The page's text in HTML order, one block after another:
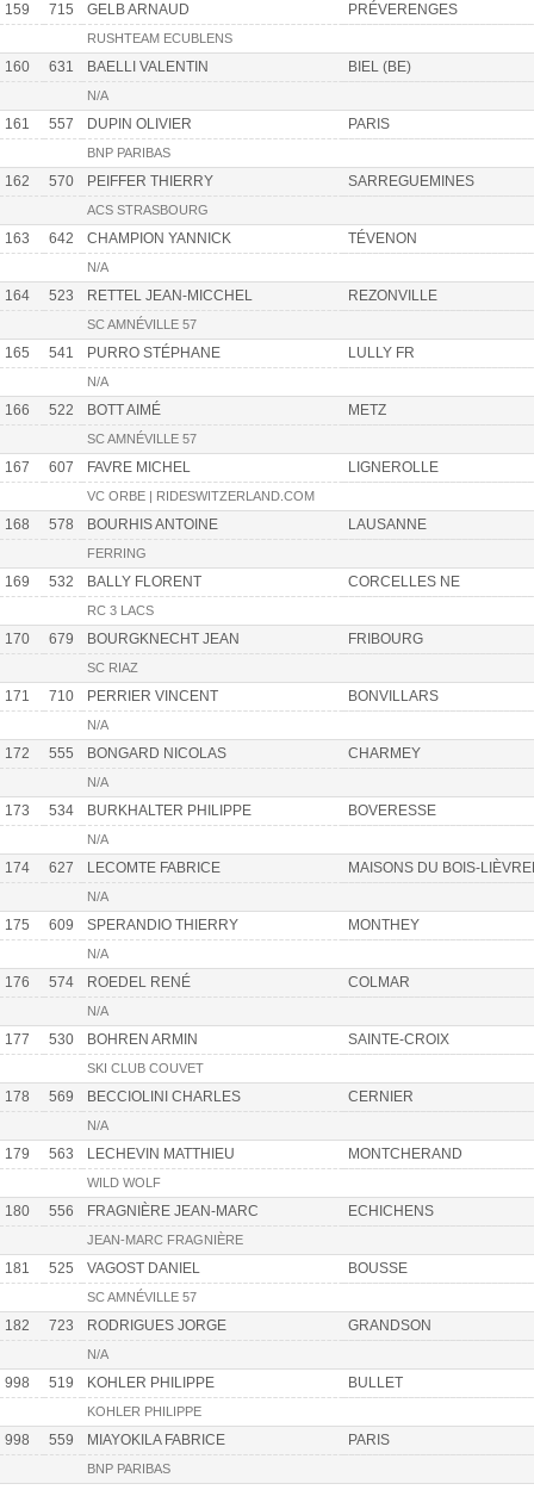
159 715 GELB ARNAUD PRÉVERENGES
RUSHTEAM ECUBLENS
160 631 BAELLI VALENTIN BIEL (BE)
N/A
161 557 DUPIN OLIVIER PARIS
BNP PARIBAS
162 570 PEIFFER THIERRY SARREGUEMINES
ACS STRASBOURG
163 642 CHAMPION YANNICK TÉVENON
N/A
164 523 RETTEL JEAN-MICCHEL REZONVILLE
SC AMNÉVILLE 57
165 541 PURRO STÉPHANE LULLY FR
N/A
166 522 BOTT AIMÉ METZ
SC AMNÉVILLE 57
167 607 FAVRE MICHEL LIGNEROLLE
VC ORBE | RIDESWITZERLAND.COM
168 578 BOURHIS ANTOINE LAUSANNE
FERRING
169 532 BALLY FLORENT CORCELLES NE
RC 3 LACS
170 679 BOURGKNECHT JEAN FRIBOURG
SC RIAZ
171 710 PERRIER VINCENT BONVILLARS
N/A
172 555 BONGARD NICOLAS CHARMEY
N/A
173 534 BURKHALTER PHILIPPE BOVERESSE
N/A
174 627 LECOMTE FABRICE MAISONS DU BOIS-
N/A
175 609 SPERANDIO THIERRY MONTHEY
N/A
176 574 ROEDEL RENÉ COLMAR
N/A
177 530 BOHREN ARMIN SAINTE-CROIX
SKI CLUB COUVET
178 569 BECCIOLINI CHARLES CERNIER
N/A
179 563 LECHEVIN MATTHIEU MONTCHERAND
WILD WOLF
180 556 FRAGNIÈRE JEAN-MARC ECHICHENS
JEAN-MARC FRAGNIÈRE
181 525 VAGOST DANIEL BOUSSE
SC AMNÉVILLE 57
182 723 RODRIGUES JORGE GRANDSON
N/A
998 519 KOHLER PHILIPPE BULLET
KOHLER PHILIPPE
998 559 MIAYOKILA FABRICE PARIS
BNP PARIBAS